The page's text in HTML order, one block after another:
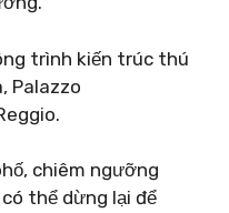
trình kiến ​​trúc thú
Palazzo
chiêm ngưỡng
thể dừng lại để